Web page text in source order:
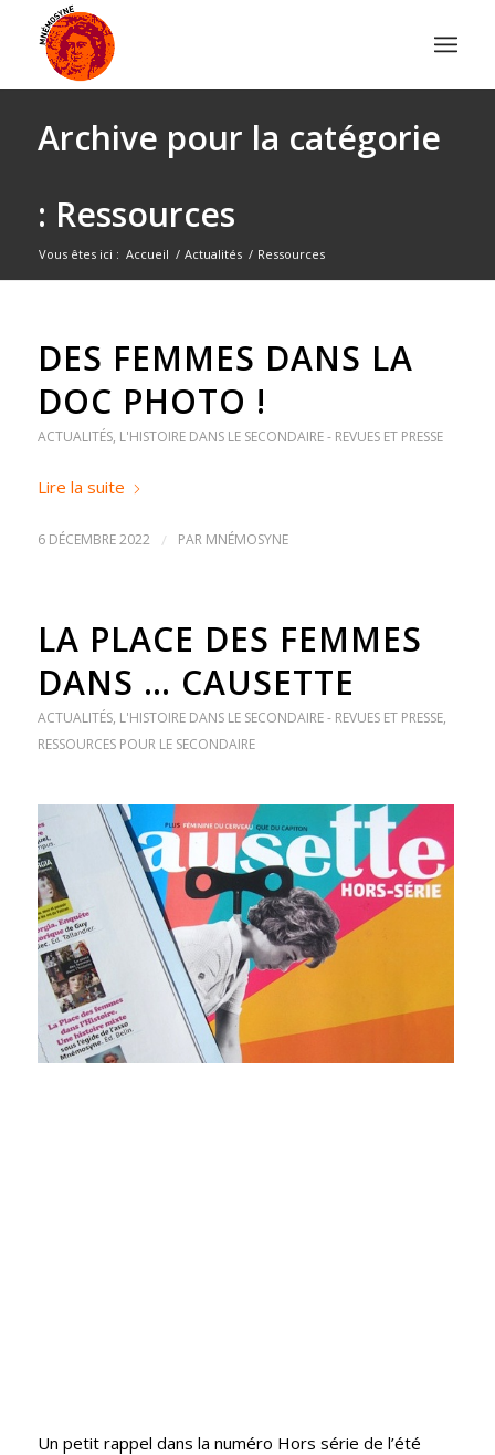
Archive pour la catégorie
: Ressources
Vous êtes ici : Accueil / Actualités / Ressources
DES FEMMES DANS LA
DOC PHOTO !
ACTUALITÉS, L'HISTOIRE DANS LE SECONDAIRE - REVUES ET PRESSE
Lire la suite
6 DÉCEMBRE 2022 / PAR MNÉMOSYNE
LA PLACE DES FEMMES
DANS … CAUSETTE
ACTUALITÉS, L'HISTOIRE DANS LE SECONDAIRE - REVUES ET PRESSE,
RESSOURCES POUR LE SECONDAIRE
Un petit rappel dans la numéro Hors série de l’été